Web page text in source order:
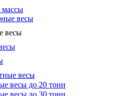
массы
весы
весы
весы
весы до 20 тонн
весы до 30 тонн